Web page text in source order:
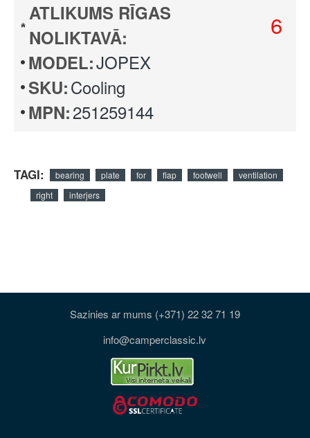
ATLIKUMS RĪGAS
NOLIKTAVĀ:
6
MODEL:JOPEX
SKU:Cooling
MPN:251259144
TAGI: bearing plate for flap footwell
ventilation
right
interjers
Sazinies ar mums (+371) 22 32 71 19
info@camperclassic.lv